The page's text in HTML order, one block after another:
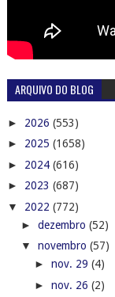
ARQUIVO DO BLOG
► 2026 (553)
► 2025 (1658)
► 2024 (616)
► 2023 (687)
▼ 2022 (772)
► dezembro (52)
▼ novembro (57)
► nov. 29 (4)
► nov. 26 (2)